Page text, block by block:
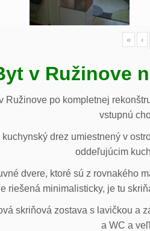
« ‹
v Ružinove
Ružinove po kompletnej
vstupnú
drez umiestnený v
oddeľujúcim
dvere, ktoré sú z rovnakého
riešená minimalisticky, je tu
skriňová zostava s lavičkou a
a WC a